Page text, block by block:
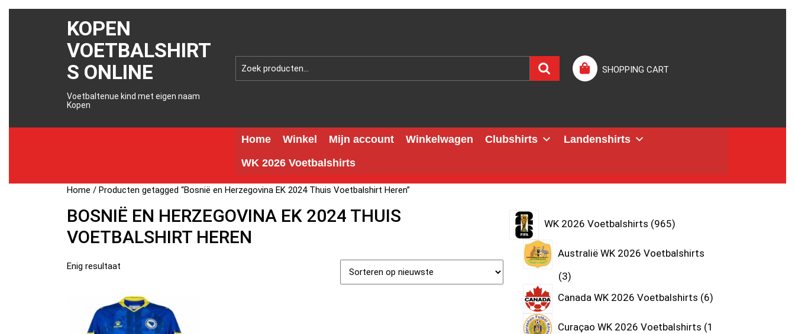
KOPEN
VOETBALSHIRT
S ONLINE
Voetbaltenue kind met eigen naam
Kopen
SHOPPING CART
Home Winkel Mijn account Winkelwagen Clubshirts
Landenshirts
WK 2026 Voetbalshirts
Home / Producten getagged “Bosnië en Herzegovina EK 2024 Thuis Voetbalshirt Heren”
BOSNIË EN HERZEGOVINA EK 2024 THUIS
VOETBALSHIRT HEREN
Enig resultaat
WK 2026 Voetbalshirts 965
Australië WK 2026 Voetbalshirts
3
Canada WK 2026 Voetbalshirts 6
Curaçao WK 2026 Voetbalshirts 1